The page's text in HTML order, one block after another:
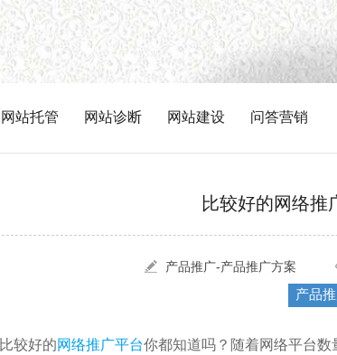
网站托管 网站诊断 网站建设 问答营销
比较好的网络推
产品推广-产品推广方案
产品
比较好的网络推广平台你都知道吗？随着网络平台数